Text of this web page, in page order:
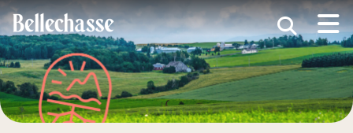
(MRC )
(Développement économique )
(Services )